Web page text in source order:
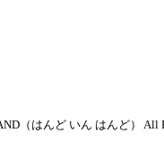
（はんど いん はんど） All